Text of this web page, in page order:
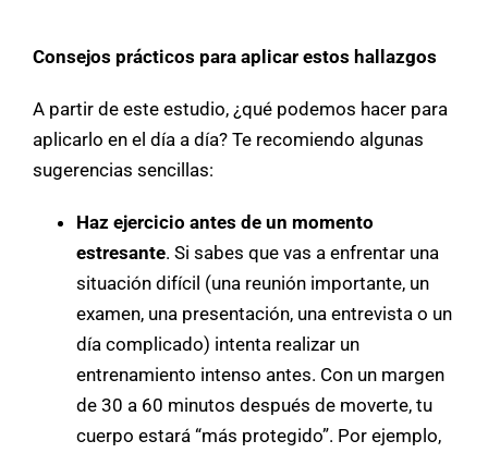
Consejos prácticos para aplicar estos hallazgos
A partir de este estudio, ¿qué podemos hacer para
aplicarlo en el día a día? Te recomiendo algunas
sugerencias sencillas:
Haz ejercicio antes de un momento
estresante. Si sabes que vas a enfrentar una
situación difícil (una reunión importante, un
examen, una presentación, una entrevista o un
día complicado) intenta realizar un
entrenamiento intenso antes. Con un margen
de 30 a 60 minutos después de moverte, tu
cuerpo estará “más protegido”. Por ejemplo,